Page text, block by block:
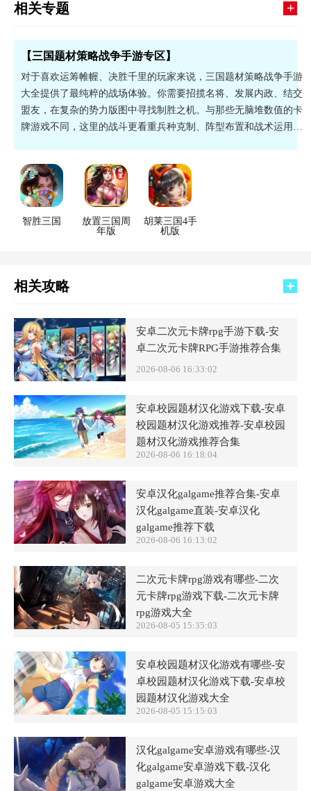
相关专题 +
【三国题材策略战争手游专区】
对于喜欢运筹帷幄、决胜千里的玩家来说，三国题材策略战争手游
大全提供了最纯粹的战场体验。你需要招揽名将、发展内政、结交
盟友，在复杂的势力版图中寻找制胜之机。与那些无脑堆数值的卡
牌游戏不同，这里的战斗更看重兵种克制、阵型布置和战术运用。
智胜三国
放置三国周
年版
胡莱三国4手
机版
相关攻略
安卓二次元卡牌rpg手游下载-安
卓二次元卡牌RPG手游推荐合集
2026-08-06 16:33:02
安卓校园题材汉化游戏下载-安卓
校园题材汉化游戏推荐-安卓校园
题材汉化游戏推荐合集
2026-08-06 16:18:04
安卓汉化galgame推荐合集-安卓
汉化galgame直装-安卓汉化
galgame推荐下载
2026-08-06 16:13:02
二次元卡牌rpg游戏有哪些-二次
元卡牌rpg游戏下载-二次元卡牌
rpg游戏大全
2026-08-05 15:35:03
安卓校园题材汉化游戏有哪些-安
卓校园题材汉化游戏下载-安卓校
园题材汉化游戏大全
2026-08-05 15:15:03
汉化galgame安卓游戏有哪些-汉
化galgame安卓游戏下载-汉化
galgame安卓游戏大全